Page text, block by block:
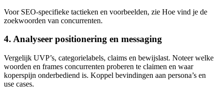
Voor SEO-specifieke tactieken en voorbeelden, zie Hoe vind je de
zoekwoorden van concurrenten.
4. Analyseer positionering en messaging
Vergelijk UVP’s, categorielabels, claims en bewijslast. Noteer welke
woorden en frames concurrenten proberen te claimen en waar
koperspijn onderbediend is. Koppel bevindingen aan persona’s en
use cases.